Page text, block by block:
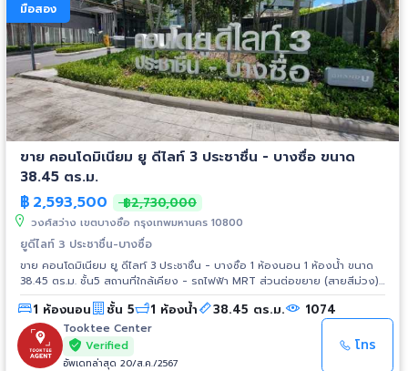
มือสอง
ขาย คอนโดมิเนียม ยู ดีไลท์ 3 ประชาชื่น - บางซื่อ ขนาด
38.45 ตร.ม.
฿ 2,593,500 ฿2,730,000
วงศ์สว่าง เขตบางซื่อ กรุงเทพมหานคร 10800
ยูดีไลท์ 3 ประชาชื่น-บางซื่อ
ขาย คอนโดมิเนียม ยู ดีไลท์ 3 ประชาชื่น - บางซื่อ 1 ห้องนอน 1 ห้องน้ำ ขนาด
38.45 ตร.ม. ชั้น5 สถานที่ใกล้เคียง - รถไฟฟ้า MRT ส่วนต่อขยาย (สายสีม่วง)
- ใกล้ทางด่วน (ประชานุกูล) - เทสโก้ โลตัส - บิ๊กซี - เซ็นทรัล ลาดพร้าว - โรง
พยาบาลเกษมราษฏร์ - บองมาเช่ - เมเจอร์ อเวนิว
1 ห้องนอน ชั้น 5 1 ห้องน้ำ 38.45 ตร.ม. 1074
Tooktee Center
Verified
อัพเดทล่าสุด 20/ส.ค./2567
โทร